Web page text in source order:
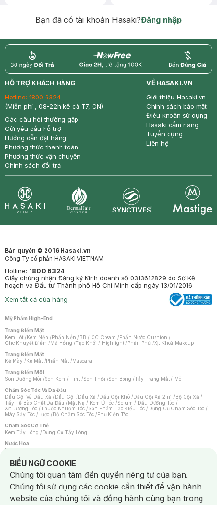
Bạn đã có tài khoản Hasaki?Đăng nhập
return nowfree price
HỖ TRỢ KHÁCH HÀNG
Hotline: 1800 6324
(Miễn phí , 08-22h kể cả T7, CN)
Các câu hỏi thường gặp
Gửi yêu cầu hỗ trợ
Hướng dẫn đặt hàng
Phương thức thanh toán
Phương thức vận chuyển
Chính sách đổi trả
VỀ HASAKI.VN
Giới thiệu Hasaki.vn
Chính sách bảo mật
Điều khoản sử dụng
Hasaki cẩm nang
Tuyển dụng
Liên hệ
Bản quyền © 2016 Hasaki.vn
Công Ty cổ phần HASAKI VIETNAM
Hotline: 1800 6324
Giấy chứng nhận Đăng ký Kinh doanh số 0313612829 do Sở Kế
hoạch và Đầu tư Thành phố Hồ Chí Minh cấp ngày 13/01/2016
Xem tất cả cửa hàng
Mỹ Phẩm High-End
Trang Điểm Mặt
Kem Lót /Kem Nền /Phấn Nền /BB / CC Cream /Phấn Nước Cushion /
Che Khuyết Điểm /Má Hồng /Tạo Khối / Highlight /Phấn Phủ /Xịt Khoá Makeup
Trang Điểm Mắt
Kẻ Mày /Kẻ Mắt /Phấn Mắt /Mascara
Trang Điểm Môi
Son Dưỡng Môi /Son Kem / Tint /Son Thỏi /Son Bóng /Tẩy Trang Mắt / Môi
Chăm Sóc Tóc Và Da Đầu
Dầu Gội Và Dầu Xả /Dầu Gội /Dầu Xả /Dầu Gội Khô /Dầu Gội Xả 2in1 /Bộ Gội Xả /
Tẩy Tế Bào Chết Da Đầu /Mặt Nạ / Kem Ủ Tóc /Serum / Dầu Dưỡng Tóc /
Xịt Dưỡng Tóc /Thuốc Nhuộm Tóc /Sản Phẩm Tạo Kiểu Tóc /Dụng Cụ Chăm Sóc Tóc /
Máy Sấy Tóc /Lược /Bộ Chăm Sóc Tóc /Phụ Kiện Tóc
Chăm Sóc Cơ Thể
Kem Tẩy Lông /Dụng Cụ Tẩy Lông
Nước Hoa
Nước Hoa Nữ
Chăm Sóc Cá Nhân
Chống Muỗi /Khẩu Trang /Máy Massage/Mặt Nạ Xông Hơi /Nước Rửa Tay/
Sản Phẩm Chăm Sóc Khác /Bàn Chải Đánh Răng /Bàn Chải Điện/
Hỗ Trợ Trắng Răng/Kem Đánh Răng /Máy Tăm Nước/ Nước Súc Miệng/
Tăm / Chỉ Nha Khoa/ Xịt Thơm Miệng / Dung Dịch Vệ Sinh/Dưỡng Vùng Kín/
Khăn Ướt Vệ Sinh Vùng Kín/Băng Vệ Sinh/Tampon/Bọt Cạo Râu /Dao Cạo Râu/
Máy Cạo Râu
BIỂU NGỮ COOKIE
Notice about cookies usage
Chúng tôi quan tâm đến quyền riêng tư của bạn.
Chúng tôi sử dụng các cookie cần thiết để vận hành
website của chúng tôi và đồng hành cùng bạn trong